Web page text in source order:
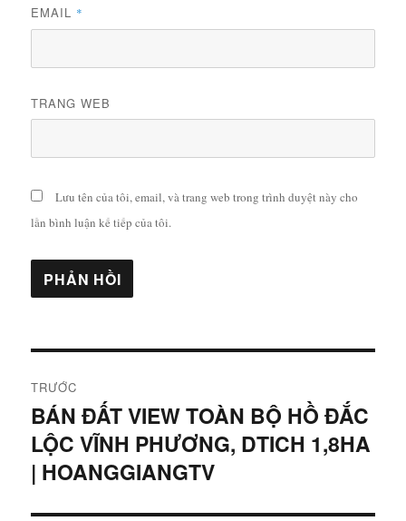
EMAIL *
TRANG WEB
Lưu tên của tôi, email, và trang web trong trình duyệt này cho
lần bình luận kế tiếp của tôi.
hướng
bài
viết
TRƯỚC
Bài
viết
trước:
BÁN ĐẤT VIEW TOÀN BỘ HỒ ĐẮC
LỘC VĨNH PHƯƠNG, DTICH 1,8HA
| HOANGGIANGTV